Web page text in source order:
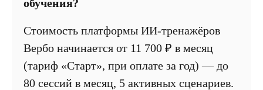
обучения?
Стоимость платформы ИИ-тренажёров
Вербо начинается от 11 700 ₽ в месяц
(тариф «Старт», при оплате за год) — до
80 сессий в месяц, 5 активных сценариев.